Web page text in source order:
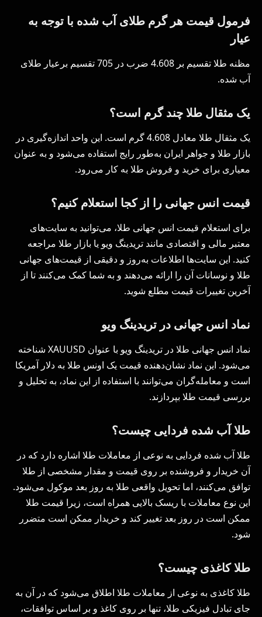
فرمول قیمت هر گرم طلای آب شده با توجه به
عیار
مظنه طلا تقسیم بر 4.608 ضرب در 705 تقسیم برعیار طلای
آب شده.
یک مثقال طلا چند گرم است؟
یک مثقال طلا معادل 4.608 گرم است. این واحد اندازه‌گیری در
بازار طلا و جواهر ایران به‌طور رایج استفاده می‌شود و به عنوان
معیاری برای خرید و فروش طلا به کار می‌رود.
قیمت انس جهانی را از کجا استعلام کنیم؟
برای استعلام قیمت انس جهانی طلا، می‌توانید به سایت‌های
معتبر مالی و اقتصادی مانند تریدینگ ویو یا بازار طلا مراجعه
کنید. این سایت‌ها اطلاعات به‌روز و دقیقی از قیمت‌های جهانی
طلا و نوسانات آن را ارائه می‌دهند و به شما کمک می‌کنند تا از
آخرین تغییرات قیمت مطلع شوید.
نماد انس جهانی در تریدینگ ویو
نماد انس جهانی طلا در تریدینگ ویو با عنوان XAUUSD شناخته
می‌شود. این نماد نشان‌دهنده قیمت یک اونس طلا به دلار آمریکا
است و معامله‌گران می‌توانند با استفاده از این نماد، به تحلیل و
بررسی قیمت طلا بپردازند.
طلا آب شده فردایی چیست؟
طلا آب شده فردایی به نوعی از معاملات طلا اشاره دارد که در
آن خریدار و فروشنده بر روی قیمت و مقدار مشخصی از طلا
توافق می‌کنند، اما تحویل واقعی طلا به روز بعد موکول می‌شود.
این نوع معاملات با ریسک بالایی همراه است، زیرا قیمت طلا
ممکن است در روز بعد تغییر کند و خریدار ممکن است متضرر
شود.
طلا کاغذی چیست؟
طلا کاغذی به نوعی از معاملات طلا اطلاق می‌شود که در آن به
جای تبادل فیزیکی طلا، تنها بر روی کاغذ و بر اساس توافقات،